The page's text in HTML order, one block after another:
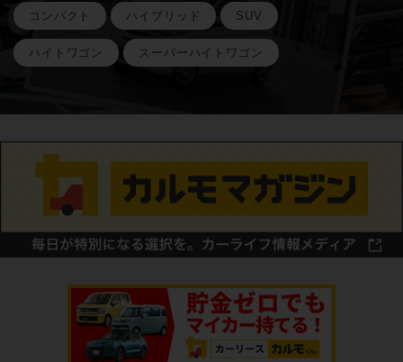
コンパクト ハイブリッド SUV
ハイトワゴン スーパーハイトワゴン